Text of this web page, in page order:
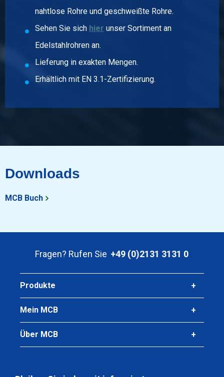
nahtlose Rohre und geschweißte Rohre.
Sehen Sie sich hier unser Sortiment an
Edelstahlrohren an.
Lieferung in exakten Mengen.
Erhältlich mit EN 3.1-Zertifizierung.
Downloads
MCB Buch
Fragen? Rufen Sie +49 (0)2131 3131 0
Produkte
Mein MCB
Über MCB